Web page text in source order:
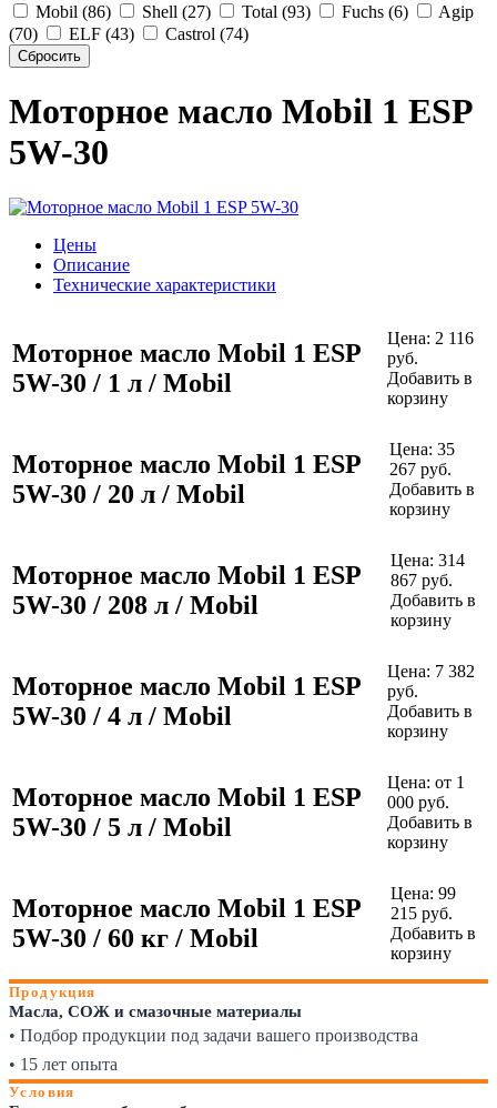
Mobil (86)
Shell (27) Total (93) Fuchs (6)
Agip
(70)
ELF (43) Castrol (74)
Моторное масло Mobil 1 ESP
5W-30
Цены
Описание
Технические характеристики
Моторное масло Mobil 1 ESP
5W-30 / 1 л / Mobil
Цена: 2 116
руб.
Добавить в
корзину
Моторное масло Mobil 1 ESP
5W-30 / 20 л / Mobil
Цена: 35
267 руб.
Добавить в
корзину
Моторное масло Mobil 1 ESP
5W-30 / 208 л / Mobil
Цена: 314
867 руб.
Добавить в
корзину
Моторное масло Mobil 1 ESP
5W-30 / 4 л / Mobil
Цена: 7 382
руб.
Добавить в
корзину
Моторное масло Mobil 1 ESP
5W-30 / 5 л / Mobil
Цена: от 1
000 руб.
Добавить в
корзину
Моторное масло Mobil 1 ESP
5W-30 / 60 кг / Mobil
Цена: 99
215 руб.
Добавить в
корзину
Продукция
Масла, СОЖ и смазочные материалы
• Подбор продукции под задачи вашего производства
• 15 лет опыта
Условия